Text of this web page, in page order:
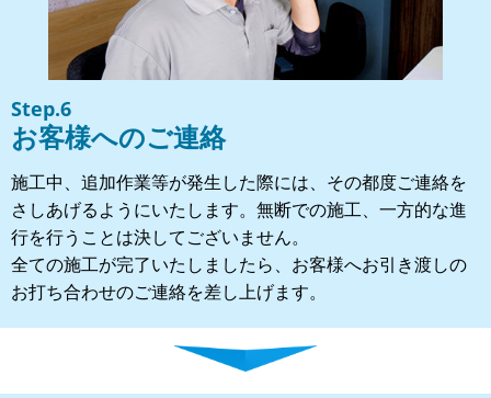
Step.6
お客様へのご連絡
施工中、追加作業等が発生した際には、その都度ご連絡を
さしあげるようにいたします。無断での施工、一方的な進
行を行うことは決してございません。
全ての施工が完了いたしましたら、お客様へお引き渡しの
お打ち合わせのご連絡を差し上げます。